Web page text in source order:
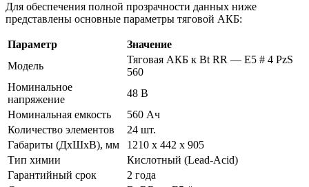
Для обеспечения полной прозрачности данных ниже
представлены основные параметры тяговой АКБ:
Параметр
Значение
Модель
Тяговая АКБ к Bt RR — E5 # 4 PzS
560
Номинальное
напряжение
48 В
Номинальная емкость
560 Ач
Количество элементов
24 шт.
Габариты (ДхШхВ), мм
1210 х 442 х 905
Тип химии
Кислотный (Lead-Acid)
Гарантийный срок
2 года